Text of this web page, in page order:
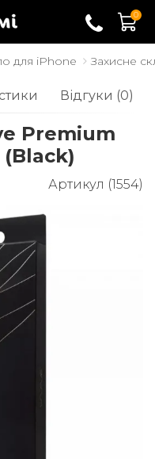
0
для iPhone Захисне
Відгуки (0)
Premium
Артикул (1554)